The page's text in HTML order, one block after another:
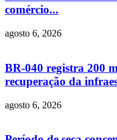
comércio...
agosto 6, 2026
BR-040 registra 200
recuperação da
agosto 6, 2026